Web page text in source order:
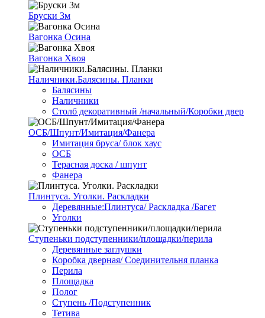
Бруски 3м
Вагонка Осина
Вагонка Хвоя
Наличники.Балясины. Планки
Балясины
Наличники
Столб декоративный /начальный/Коробки двер
ОСБ/Шпунт/Имитация/Фанера
Имитация бруса/ блок хаус
ОСБ
Терасная доска / шпунт
Фанера
Плинтуса. Уголки. Раскладки
Деревянные:Плинтуса/ Раскладка /Багет
Уголки
Ступеньки подступенники/площадки/перила
Деревянные заглушки
Коробка дверная/ Соединительня планка
Перила
Площадка
Полог
Ступень /Подступенник
Тетива